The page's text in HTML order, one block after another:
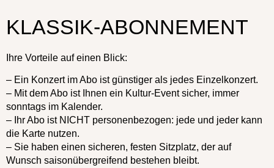
KLASSIK-ABONNEMENT
Ihre Vorteile auf einen Blick:
– Ein Konzert im Abo ist günstiger als jedes Einzelkonzert.
– Mit dem Abo ist Ihnen ein Kultur-Event sicher, immer
sonntags im Kalender.
– Ihr Abo ist NICHT personenbezogen: jede und jeder kann
die Karte nutzen.
– Sie haben einen sicheren, festen Sitzplatz, der auf
Wunsch saisonübergreifend bestehen bleibt.